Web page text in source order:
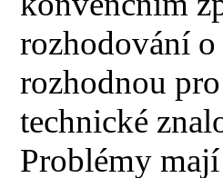
rozhodování o
rozhodnou
technické
Problémy